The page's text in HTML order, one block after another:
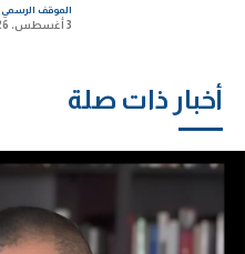
الموقف الرسمي
3 أغسطس، 2026
أخبار ذات صلة